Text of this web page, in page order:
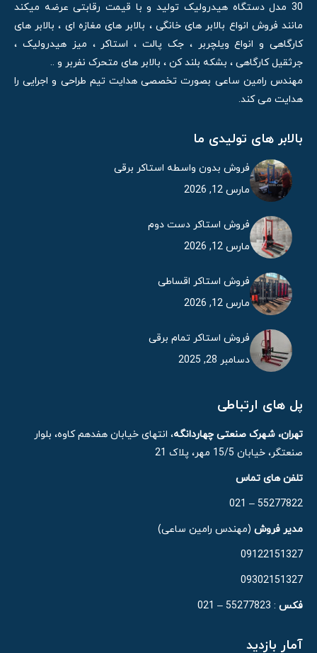
30 مدل دستگاه هیدرولیک تولید و با قیمت رقابتی عرضه میکند
مانند فروش انواع بالابر های خانگی ، بالابر های مغازه ای ، بالابر های
کارگاهی و انواع ویلچربر ، جک پالت ، استاکر ، میز هیدرولیک ،
جرثقیل کارگاهی ، بشکه بلند کن ، بالابر های متحرک نفربر و ..
مهندس رامین ساعی بصورت تخصصی هدایت تیم طراحی و اجرایی را
هدایت می کند.
بالابر های تولیدی ما
فروش بدون واسطه استاکر برقی
مارس 12, 2026
فروش استاکر دست دوم
مارس 12, 2026
فروش استاکر اقساطی
مارس 12, 2026
فروش استاکر تمام برقی
دسامبر 28, 2025
پل های ارتباطی
تهران، شهرک صنعتی چهاردانگه، انتهای خیابان هفدهم کاوه، بلوار
صنعتگر، خیابان 15/5 مهر، پلاک 21
تلفن های تماس
55277822 – 021
مدیر فروش (مهندس رامین ساعی)
09122151327
09302151327
فکس : 55277823 – 021
آمار بازدید